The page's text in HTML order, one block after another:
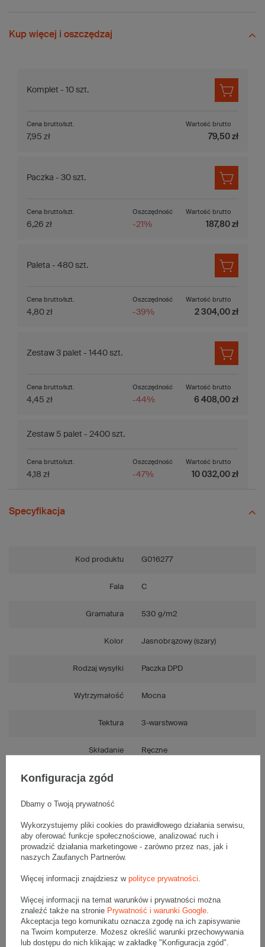
Kup więcej i oszczędzaj
Komplet - 10 szt.
Cena brutto/szt.
7,95 zł
Wartość brutto
79,50 zł
Paczka - 30 szt.
Oszczędność
-21%
Cena brutto/szt.
6,26 zł
Wartość brutto
187,80 zł
Paleta - 480 szt.
Oszczędność
-39%
Cena brutto/szt.
4,80 zł
Wartość brutto
2 304,00 zł
Zestaw 3 palet - 1440 szt.
Oszczędność
-44%
Cena brutto/szt.
4,45 zł
Wartość brutto
6 408,00 zł
Zestaw 5 palet - 2400 szt.
Oszczędność
-47%
Cena brutto/szt.
4,18 zł
Wartość brutto
10 032,00 zł
Specyfikacja
Kod produktu G016277
Fala C
Gramatura 530 g/m2
Kolor Jasnobrązowy (szary)
Rodzaj wysyłki Paczka DPD
Wytrzymałość Mocna
Tektura 3-warstwowa
Składanie Ręczne
Numer FEFCO
Opis produktu
Komplet szarych kartonów klapowych - 10 szt.
wysokość)
Opakowanie wykonane jest z tektury falistej 3-warstwowej, fala C
530 g/m2
Wymiary
Konfiguracja zgód
Dbamy o Twoją prywatność
Wykorzystujemy pliki cookies do prawidłowego działania serwisu,
aby oferować funkcje społecznościowe, analizować ruch i
prowadzić działania marketingowe - zarówno przez nas, jak i
naszych Zaufanych Partnerów.
Więcej informacji znajdziesz w polityce prywatności
Więcej informacji na temat warunków i prywatności można
znaleźć także na stronie Prywatność i warunki Google
Akceptacja tego komunikatu oznacza zgodę na ich zapisywanie
na Twoim komputerze. Możesz określić warunki przechowywania
lub dostępu do nich klikając w zakładkę "Konfiguracja zgód".